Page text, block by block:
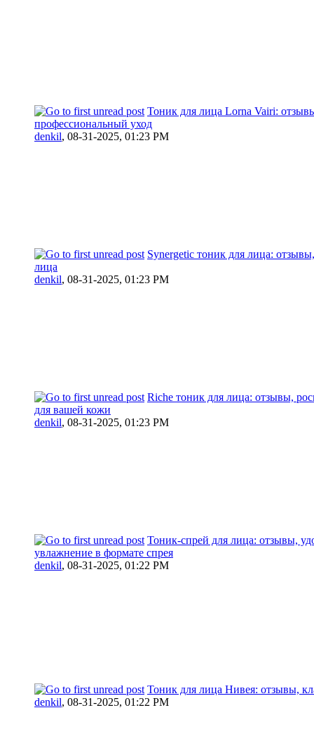
Тоник для лица Lorna Vairi:
профессиональный уход
denkil, 08-31-2025, 01:23 PM
Synergetic тоник для лица:
лица
denkil, 08-31-2025, 01:23 PM
Riche тоник для лица: отзывы,
для вашей кожи
denkil, 08-31-2025, 01:23 PM
Тоник-спрей для лица: отзывы,
увлажнение в формате спрея
denkil, 08-31-2025, 01:22 PM
Тоник для лица Нивея: отзывы,
denkil, 08-31-2025, 01:22 PM